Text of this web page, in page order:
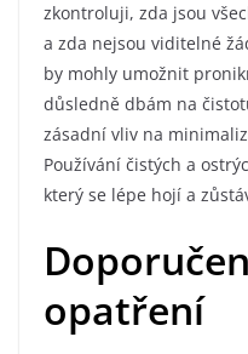
zkontroluji, zda jsou
a zda nejsou viditelné
by mohly umožnit
důsledně dbám na
zásadní vliv na
Používání čistých a
který se lépe hojí a
opatření